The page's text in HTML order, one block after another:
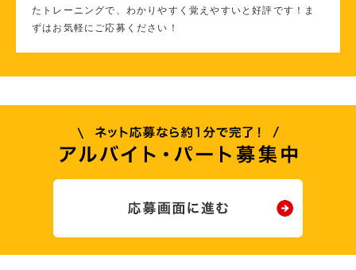
たトレーニングで、わかりやすく覚えやすいと好評です！ま
ずはお気軽にご応募ください！